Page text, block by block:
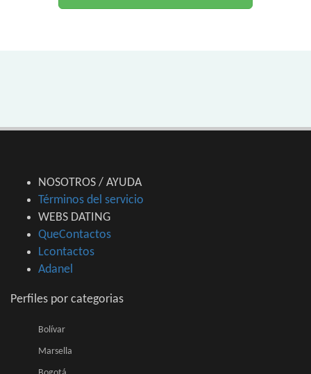
NOSOTROS / AYUDA
Términos del servicio
WEBS DATING
QueContactos
Lcontactos
Adanel
Perfiles por categorias
Bolívar
Marsella